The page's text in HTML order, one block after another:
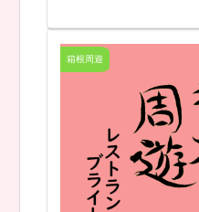
箱根周遊